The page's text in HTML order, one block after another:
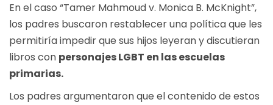
En el caso “Tamer Mahmoud v. Monica B. McKnight”,
los padres buscaron restablecer una política que les
permitiría impedir que sus hijos leyeran y discutieran
libros con personajes LGBT en las escuelas
primarias.
Los padres argumentaron que el contenido de estos